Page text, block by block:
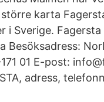
karta
i Sverige.
Besöksadress:
01 E-post:
adress,